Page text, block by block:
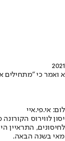
ואמר כי
אי.פי.איי
לווירוס
מאי בשנה הבאה.